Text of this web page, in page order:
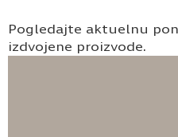
Pogledajte aktuelnu
izdvojene proizvode.